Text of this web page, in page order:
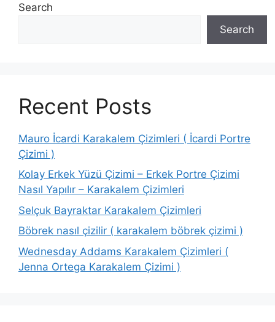
Search
Search
Recent Posts
Mauro İcardi Karakalem Çizimleri ( İcardi Portre
Çizimi )
Kolay Erkek Yüzü Çizimi – Erkek Portre Çizimi
Nasıl Yapılır – Karakalem Çizimleri
Selçuk Bayraktar Karakalem Çizimleri
Böbrek nasıl çizilir ( karakalem böbrek çizimi )
Wednesday Addams Karakalem Çizimleri (
Jenna Ortega Karakalem Çizimi )